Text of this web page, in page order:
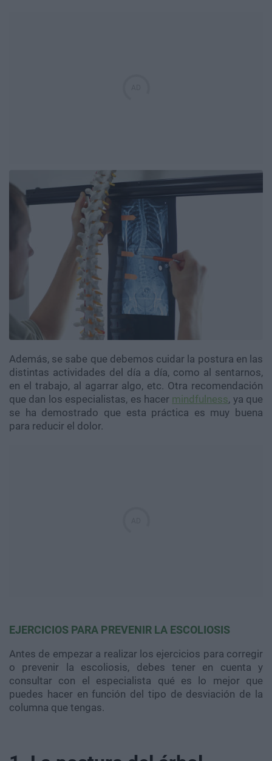
Además, se sabe que debemos cuidar la postura en las
distintas actividades del día a día, como al sentarnos,
en el trabajo, al agarrar algo, etc. Otra recomendación
que dan los especialistas, es hacer mindfulness, ya que
se ha demostrado que esta práctica es muy buena
para reducir el dolor.
EJERCICIOS PARA PREVENIR LA ESCOLIOSIS
Antes de empezar a realizar los ejercicios para corregir
o prevenir la escoliosis, debes tener en cuenta y
consultar con el especialista qué es lo mejor que
puedes hacer en función del tipo de desviación de la
columna que tengas.